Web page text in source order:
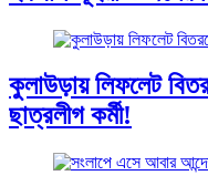
কুলাউড়ায় লিফলেট
ছাত্রলীগ কর্মী!